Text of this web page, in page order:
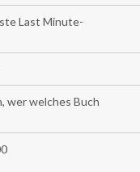
Last Minute-
wer welches Buch